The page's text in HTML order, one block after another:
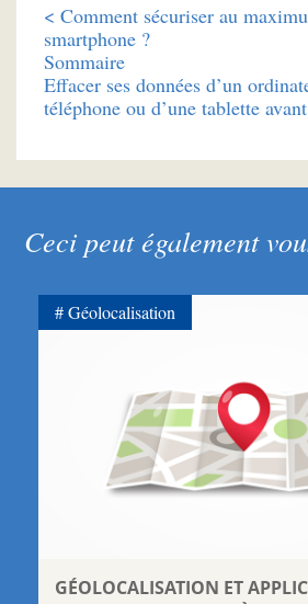
< Comment sécuriser au
smartphone ?
Sommaire
Effacer ses données d’un
téléphone ou d’une tablette
Ceci peut également
GÉOLOCALISATION ET
Géolocalisation